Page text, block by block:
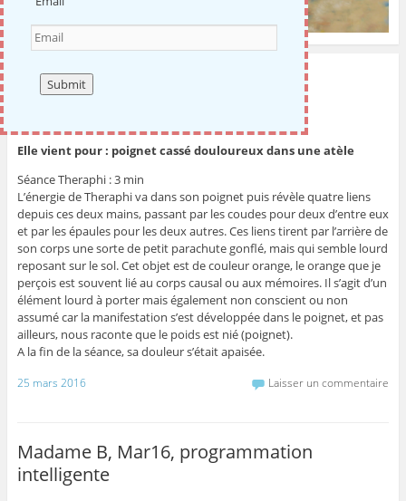
ARCHIVES MENSUELLES :
Elle vient pour : poignet cassé douloureux dans une atèle
Séance Theraphi : 3 min
L’énergie de Theraphi va dans son poignet puis révèle quatre liens
depuis ces deux mains, passant par les coudes pour deux d’entre eux
et par les épaules pour les deux autres. Ces liens tirent par l’arrière de
son corps une sorte de petit parachute gonflé, mais qui semble lourd
reposant sur le sol. Cet objet est de couleur orange, le orange que je
perçois est souvent lié au corps causal ou aux mémoires. Il s’agit d’un
élément lourd à porter mais également non conscient ou non
assumé car la manifestation s’est développée dans le poignet, et pas
ailleurs, nous raconte que le poids est nié (poignet).
A la fin de la séance, sa douleur s’était apaisée.
25 mars 2016 Laisser un commentaire
Madame B, Mar16, programmation
intelligente